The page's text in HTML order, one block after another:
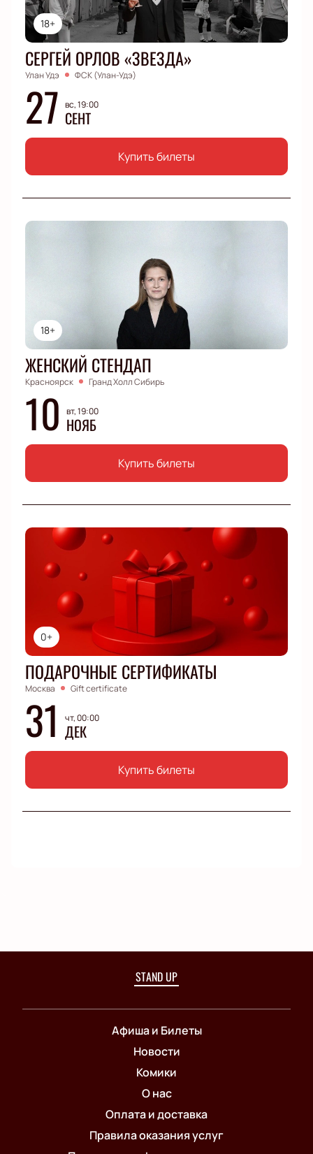
18+
СЕРГЕЙ ОРЛОВ «ЗВЕЗДА»
Улан Удэ ФСК (Улан-Удэ)
27 вс, 19:00
СЕНТ
Купить билеты
18+
ЖЕНСКИЙ СТЕНДАП
Красноярск Гранд Холл Сибирь
10 вт, 19:00
НОЯБ
Купить билеты
0+
ПОДАРОЧНЫЕ СЕРТИФИКАТЫ
Москва Gift certificate
31 чт, 00:00
ДЕК
Купить билеты
STAND UP
Афиша и Билеты
Новости
Комики
О нас
Оплата и доставка
Правила оказания услуг